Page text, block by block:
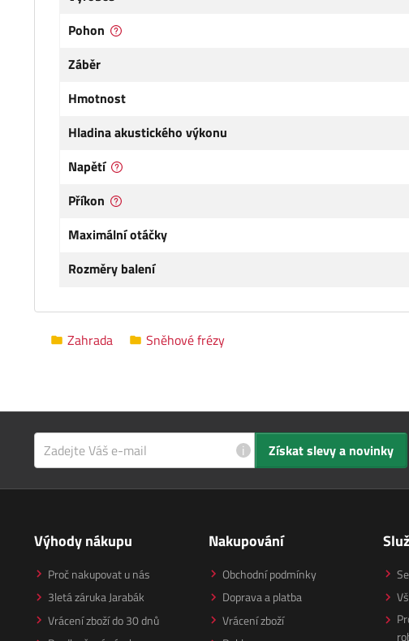
Pohon
Záběr
Hmotnost
Hladina akustického výkonu
Napětí
Příkon
Maximální otáčky
Rozměry balení
Zahrada Sněhové frézy
i Získat slevy a novinky
Výhody nákupu
Proč nakupovat u nás
3letá záruka Jarabák
Vrácení zboží do 30 dnů
Nakupování
Obchodní podmínky
Doprava a platba
Vrácení zboží